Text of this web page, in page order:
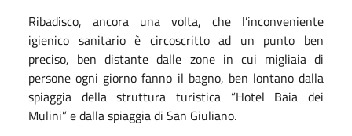
Ribadisco, ancora una volta, che l’inconveniente
igienico sanitario è circoscritto ad un punto ben
preciso, ben distante dalle zone in cui migliaia di
persone ogni giorno fanno il bagno, ben lontano dalla
spiaggia della struttura turistica “Hotel Baia dei
Mulini” e dalla spiaggia di San Giuliano.